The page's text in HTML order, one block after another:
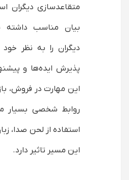
متقاعدسازی دیگران
بیان مناسب داشته
دیگران را به نظر
پذیرش ایده‌ها و
این مهارت در فروش،
روابط شخصی بسیار
استفاده از لحن صدا،
این مسیر تاثیر دارد.